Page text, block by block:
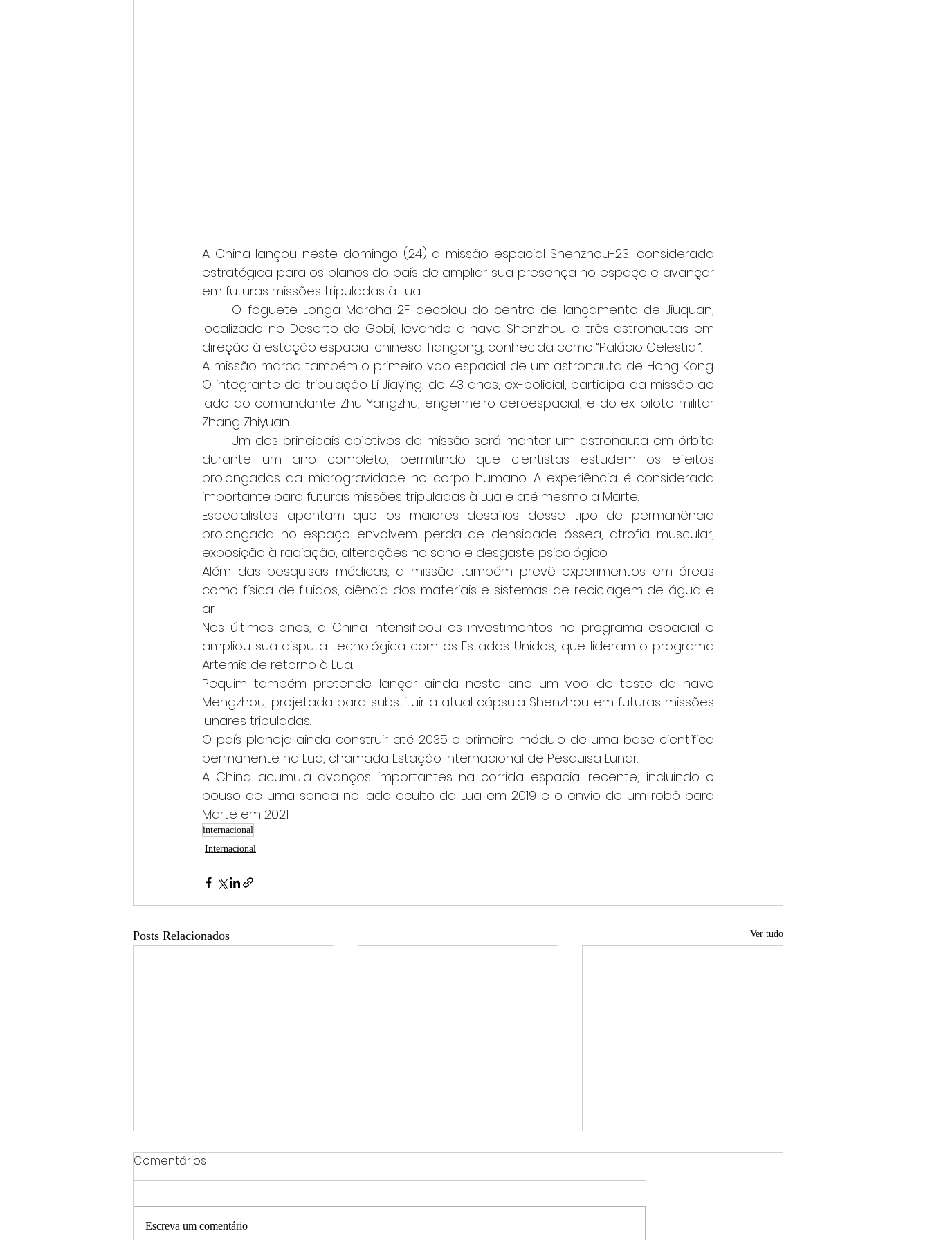
A China lançou neste domingo (24) a missão espacial Shenzhou-23, considerada
estratégica para os planos do país de ampliar sua presença no espaço e avançar
em futuras missões tripuladas à Lua.
localizado no Deserto de Gobi, levando a nave Shenzhou e três astronautas em
direção à estação espacial chinesa Tiangong, conhecida como “Palácio Celestial”.
A missão marca também o primeiro voo espacial de um astronauta de Hong Kong.
O integrante da tripulação Li Jiaying, de 43 anos, ex-policial, participa da missão ao
lado do comandante Zhu Yangzhu, engenheiro aeroespacial, e do ex-piloto militar
Zhang Zhiyuan.
durante um ano completo, permitindo que cientistas estudem os efeitos
prolongados da microgravidade no corpo humano. A experiência é considerada
importante para futuras missões tripuladas à Lua e até mesmo a Marte.
Especialistas apontam que os maiores desafios desse tipo de permanência
prolongada no espaço envolvem perda de densidade óssea, atrofia muscular,
exposição à radiação, alterações no sono e desgaste psicológico.
Além das pesquisas médicas, a missão também prevê experimentos em áreas
como física de fluidos, ciência dos materiais e sistemas de reciclagem de água e
ar.
Nos últimos anos, a China intensificou os investimentos no programa espacial e
ampliou sua disputa tecnológica com os Estados Unidos, que lideram o programa
Artemis de retorno à Lua.
Pequim também pretende lançar ainda neste ano um voo de teste da nave
Mengzhou, projetada para substituir a atual cápsula Shenzhou em futuras missões
lunares tripuladas.
O país planeja ainda construir até 2035 o primeiro módulo de uma base científica
permanente na Lua, chamada Estação Internacional de Pesquisa Lunar.
A China acumula avanços importantes na corrida espacial recente, incluindo o
pouso de uma sonda no lado oculto da Lua em 2019 e o envio de um robô para
Marte em 2021.
internacional
Internacional
Posts Relacionados Ver tudo
Comentários
Escreva um comentário